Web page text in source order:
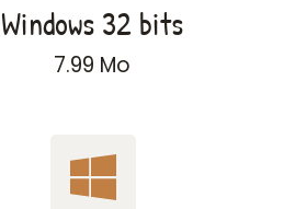
Windows 32 bits
7.99 Mo